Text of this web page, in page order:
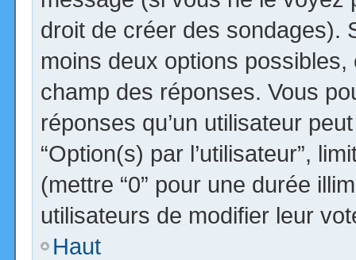
droit de créer des sondages).
moins deux options
champ des réponses. Vous
réponses qu’un utilisateur
“Option(s) par l’utilisateur”,
(mettre “0” pour une durée
utilisateurs de modifier leur
Haut